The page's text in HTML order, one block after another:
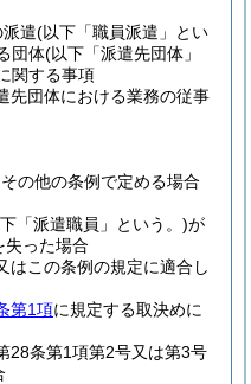
遣(以下「職員派遣」とい
団体(以下「派遣先団体」
関する事項
先団体における業務の従事
の他の条例で定める場合
「派遣職員」という。)が
失った場合
はこの条例の規定に適合し
第1項に規定する取決めに
28条第1項第2号又は第3号